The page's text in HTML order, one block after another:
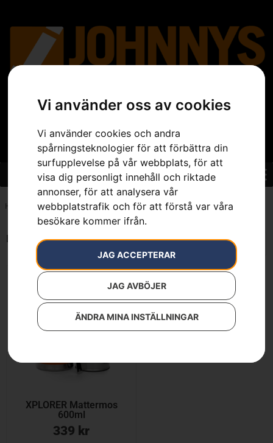
Vi använder oss av cookies
Vi använder cookies och andra
spårningsteknologier för att förbättra din
surfupplevelse på vår webbplats, för att
visa dig personligt innehåll och riktade
annonser, för att analysera vår
webbplatstrafik och för att förstå var våra
besökare kommer ifrån.
JAG ACCEPTERAR
JAG AVBÖJER
ÄNDRA MINA INSTÄLLNINGAR
Hem 7392930284081
Endast ett sökresultat
XPLORER Mattermos
600ml
339 kr